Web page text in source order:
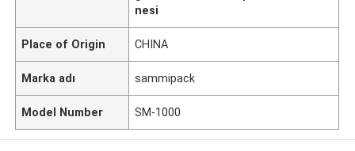
nesi
Place of Origin CHINA
Marka adı sammipack
Model Number SM-1000